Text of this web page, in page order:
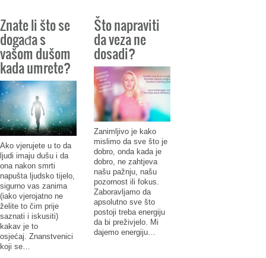
Znate li što se
događa s
vašom dušom
kada umrete?
Ako vjerujete u to da
ljudi imaju dušu i da
ona nakon smrti
napušta ljudsko tijelo,
sigurno vas zanima
(iako vjerojatno ne
želite to čim prije
saznati i iskusiti)
kakav je to
osjećaj. Znanstvenici
koji se…
Što napraviti
da veza ne
dosadi?
Zanimljivo je kako
mislimo da sve što je
dobro, onda kada je
dobro, ne zahtjeva
našu pažnju, našu
pozornost ili fokus.
Zaboravljamo da
apsolutno sve što
postoji treba energiju
da bi preživjelo. Mi
dajemo energiju…